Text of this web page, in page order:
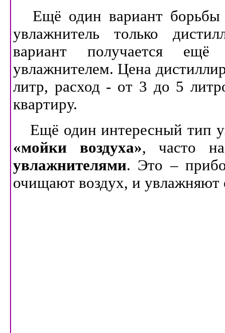
Ещё один вариант
увлажнитель только
вариант получается
увлажнителем. Цена
литр, расход - от 3 до 5
квартиру.
Ещё один интересный тип
«мойки воздуха», часто
увлажнителями. Это –
очищают воздух, и увлажняют